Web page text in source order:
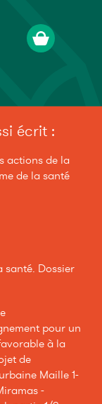
écrit :
actions de la
de la santé
santé. Dossier
pour un
à la
de
Maille 1-
-